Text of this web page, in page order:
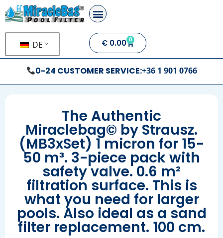
DE € 0.00 0
0-24 CUSTOMER SERVICE:+36 1 901 0766
The Authentic
Miraclebag© by Strausz.
(MB3xSet) 1 micron for 15-
50 m³. 3-piece pack with
safety valve. 0.6 m²
filtration surface. This is
what you need for larger
pools. Also ideal as a sand
filter replacement. 100 cm.